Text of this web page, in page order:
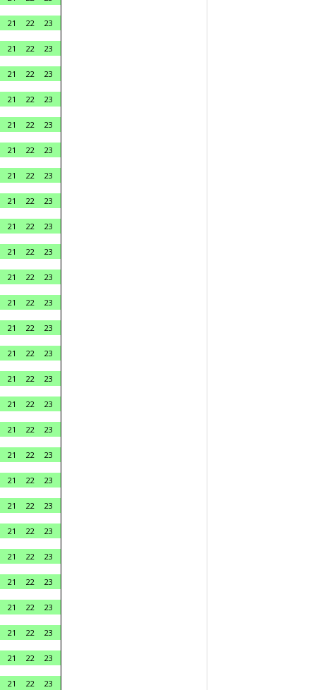
21 22
23
21 22
23
21 22
23
21 22
23
21 22
23
21 22
23
21 22
23
21 22
23
21 22
23
21 22
23
21 22
23
21 22
23
21 22
23
21 22
23
21 22
23
21 22
23
21 22
23
21 22
23
21 22
23
21 22
23
21 22
23
21 22
23
21 22
23
21 22
23
21 22
23
21 22
23
21 22
23